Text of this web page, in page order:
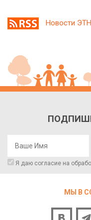
Новости
Я даю согласие на
МЫ В